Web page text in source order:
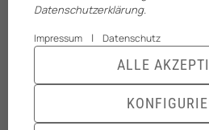
Datenschutzerklärung.
Impressum | Datenschutz
ALLE